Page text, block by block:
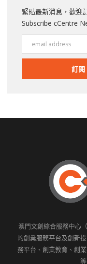
緊貼最新消息，歡迎
Subscribe cCentre
澳門文創綜合服務中心
的創業服務平台及創新
務平台、創業教育、創